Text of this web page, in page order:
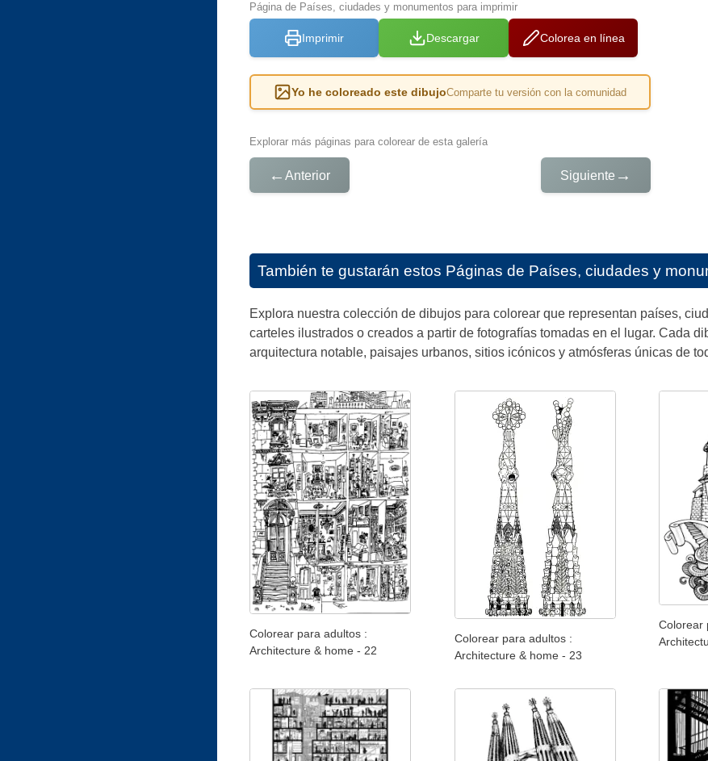
Página de Países, ciudades y monumentos para imprimir
Imprimir Descargar Colorea en línea
Yo he coloreado este dibujoComparte tu versión con la comunidad
Explorar más páginas para colorear de esta galería
← Anterior Siguiente →
También te gustarán estos Páginas de Países, ciudades y
Explora nuestra colección de dibujos para colorear que representan países,
carteles ilustrados o creados a partir de fotografías tomadas en el lugar. Cada
arquitectura notable, paisajes urbanos, sitios icónicos y atmósferas únicas de
Colorear para adultos :
Architecture & home - 22
Colorear para adultos :
Architecture & home - 23
Colorear